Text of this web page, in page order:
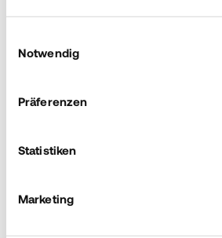
Notwendig
Präferenzen
Statistiken
Marketing